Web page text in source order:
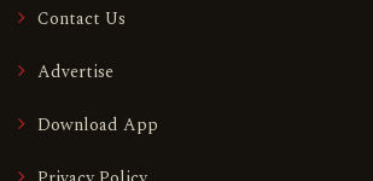
Contact Us
Advertise
Download App